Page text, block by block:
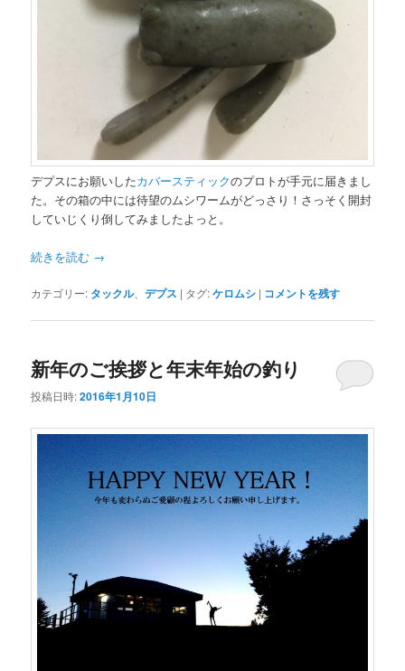
デプスにお願いしたカバースティックのプロトが手元に届きまし
た。その箱の中には待望のムシワームがどっさり！さっそく開封
していじくり倒してみましたよっと。
続きを読む →
カテゴリー: タックル、デプス | タグ:ケロムシ | コメントを残す
新年のご挨拶と年末年始の釣り
投稿日時:2016年1月10日